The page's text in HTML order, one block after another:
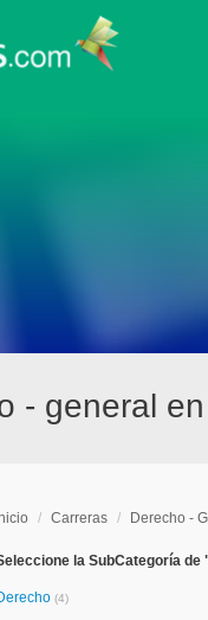
- general
/ Carreras / Derecho -
la SubCategoría de
(4)